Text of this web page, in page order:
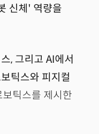
신체' 역량을
, 그리고 AI에서
틱스와 피지컬
틱스를 제시한